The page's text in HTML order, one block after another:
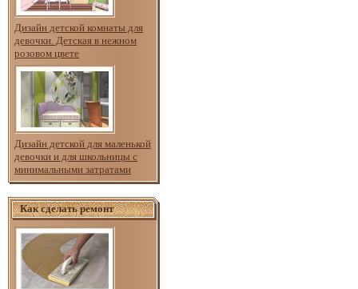
Дизайн детской комнаты для
девочки. Детская в нежном
розовом цвете
Дизайн детской для маленькой
девочки и для школьницы с
минимальными затратами
Как сделать ремонт